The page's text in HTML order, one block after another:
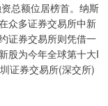
总额位居榜首。纳斯
众多证券交易所中新
证券交易所则凭借一
股为今年全球第十大I
证券交易所(深交所)